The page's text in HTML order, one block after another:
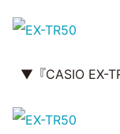
▼『CASIO EX-